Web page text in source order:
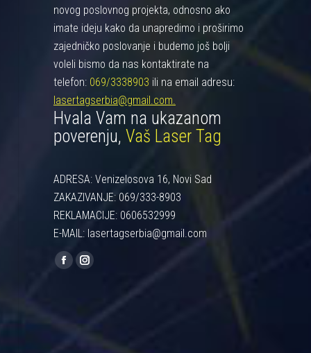
novog poslovnog projekta, odnosno ako
imate ideju kako da unapredimo i proširimo
zajedničko poslovanje i budemo još bolji
voleli bismo da nas kontaktirate na
telefon: 069/3338903 ili na email adresu:
lasertagserbia@gmail.com.
Hvala Vam na ukazanom
poverenju, Vaš Laser Tag
ADRESA: Venizelosova 16, Novi Sad
ZAKAZIVANJE: 069/333-8903
REKLAMACIJE: 0606532999
E-MAIL: lasertagserbia@gmail.com
Find us on:
FacebookInstagram